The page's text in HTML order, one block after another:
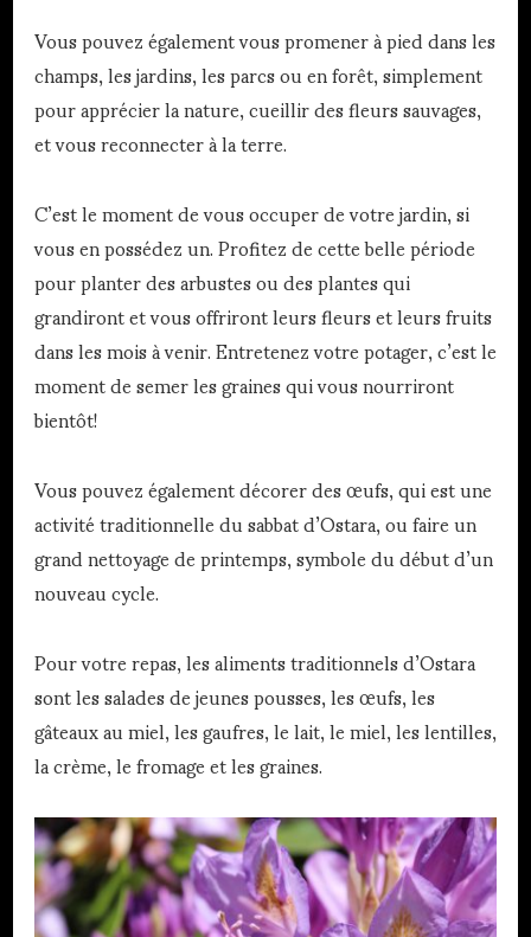
Vous pouvez également vous promener à pied dans les
champs, les jardins, les parcs ou en forêt, simplement
pour apprécier la nature, cueillir des fleurs sauvages,
et vous reconnecter à la terre.
C’est le moment de vous occuper de votre jardin, si
vous en possédez un. Profitez de cette belle période
pour planter des arbustes ou des plantes qui
grandiront et vous offriront leurs fleurs et leurs fruits
dans les mois à venir. Entretenez votre potager, c’est le
moment de semer les graines qui vous nourriront
bientôt!
Vous pouvez également décorer des œufs, qui est une
activité traditionnelle du sabbat d’Ostara, ou faire un
grand nettoyage de printemps, symbole du début d’un
nouveau cycle.
Pour votre repas, les aliments traditionnels d’Ostara
sont les salades de jeunes pousses, les œufs, les
gâteaux au miel, les gaufres, le lait, le miel, les lentilles,
la crème, le fromage et les graines.